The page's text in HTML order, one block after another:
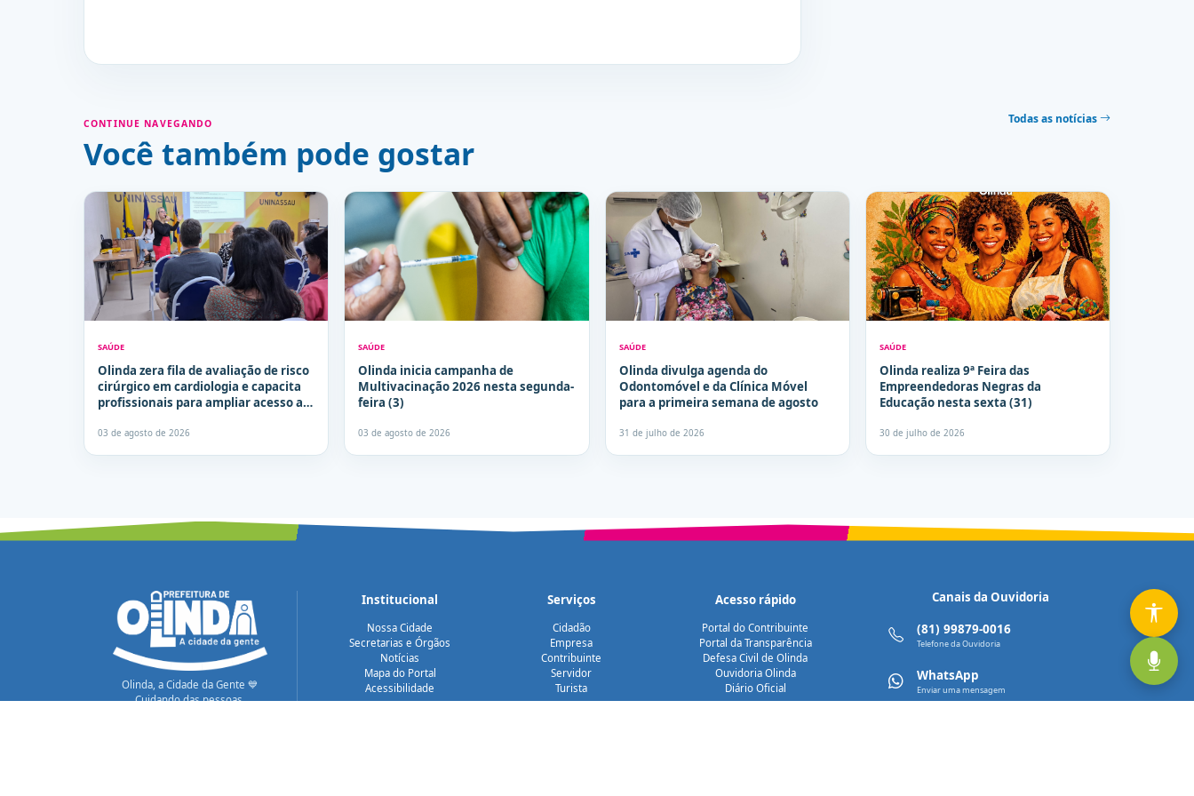
CONTINUE NAVEGANDO
Você também pode gostar
Todas as notícias
SAÚDE
Olinda zera fila de avaliação de risco
cirúrgico em cardiologia e capacita
profissionais para ampliar acesso a
03 de agosto de 2026
SAÚDE
Olinda inicia campanha de
Multivacinação 2026 nesta segunda-
feira (3)
03 de agosto de 2026
SAÚDE
Olinda divulga agenda do
Odontomóvel e da Clínica Móvel
para a primeira semana de agosto
31 de julho de 2026
SAÚDE
Olinda realiza 9ª Feira das
Empreendedoras Negras da
Educação nesta sexta (31)
30 de julho de 2026
Olinda, a Cidade da Gente 💙
Cuidando das pessoas.
Institucional
Nossa Cidade
Secretarias e Órgãos
Notícias
Mapa do Portal
Acessibilidade
Serviços
Cidadão
Empresa
Contribuinte
Servidor
Turista
Acesso rápido
Portal do Contribuinte
Portal da Transparência
Defesa Civil de Olinda
Ouvidoria Olinda
Diário Oficial
Canais da Ouvidoria
(81) 99879-0016
Telefone da Ouvidoria
WhatsApp
Enviar uma mensagem